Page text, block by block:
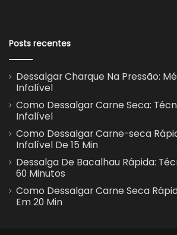
Posts recentes
Dessalgar Charque Na Pressão:
Infalível
Como Dessalgar Carne Seca:
Infalível
Como Dessalgar Carne-seca
Infalível De 15 Min
Dessalga De Bacalhau Rápida:
60 Minutos
Como Dessalgar Carne Seca
Em 20 Min